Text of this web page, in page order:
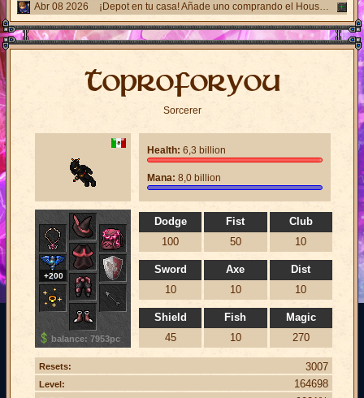
Abr 08 2026
¡Depot en tu casa! Añade uno comprando el House Depot Pack en la Shop. Límite de 1 por casa.
Toproforyou
Sorcerer
Dodge
100
Fist
50
Club
10
Sword
10
Axe
10
Dist
10
Shield
45
Fish
10
Magic
270
+200
balance: 7953pc
Health: 6,3 billion
Mana: 8,0 billion
Resets: 3007
Level: 164698